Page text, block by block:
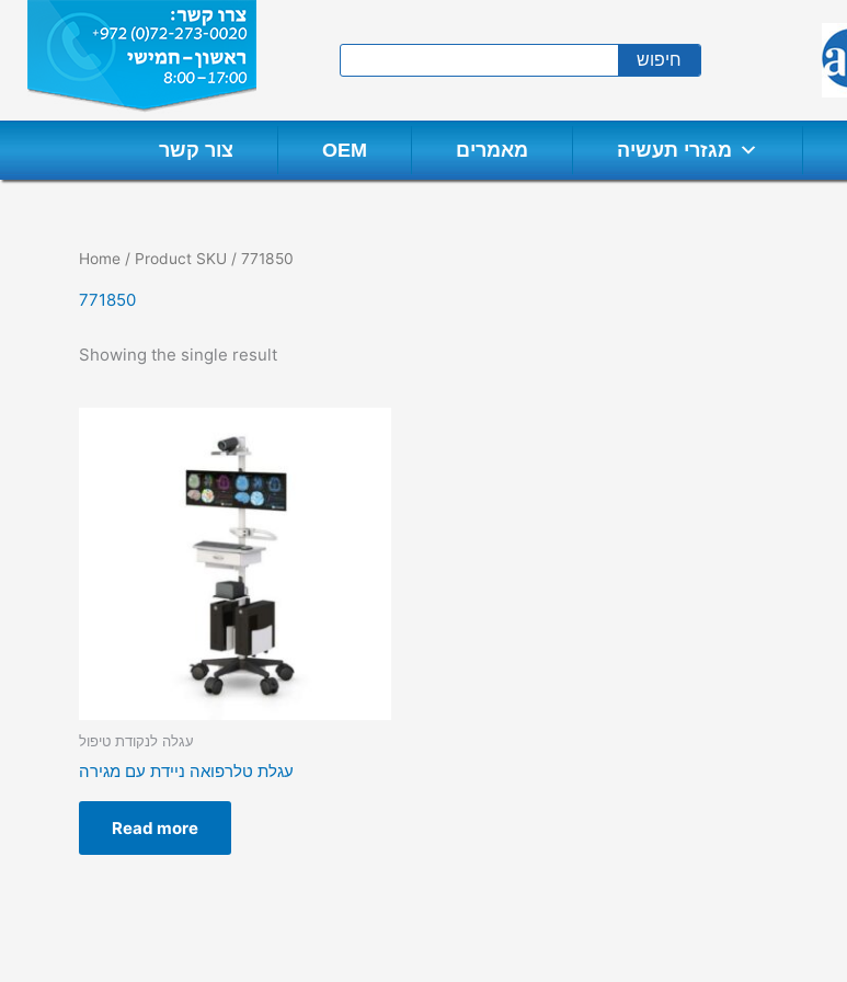
content
חיפוש
צור קשר OEM מאמרים מגזרי תעשיה
Home / Product SKU / 771850
771850
Showing the single result
עגלה לנקודת טיפול
עגלת טלרפואה ניידת עם מגירה
Read more